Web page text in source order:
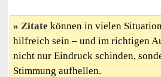
Zitate können in vielen
hilfreich sein – und im richtigen
nicht nur Eindruck schinden,
Stimmung aufhellen.